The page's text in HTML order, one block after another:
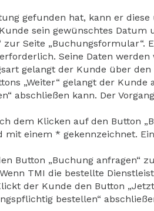
gefunden hat, kann er
sein gewünschtes
Seite „Buchungsformular“.
Seine Daten
gelangt der Kunde über
„Weiter“ gelangt der
abschließen kann. Der
dem Klicken auf den Button
mit einem * gekennzeichnet.
Button „Buchung anfragen“
TMI die bestellte
der Kunde den Button
bestellen“